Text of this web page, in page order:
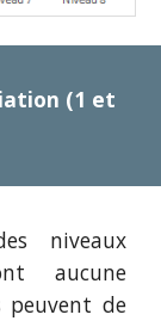
(1 et
niveaux
aucune
peuvent de